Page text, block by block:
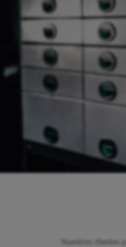
Nuestros clientes